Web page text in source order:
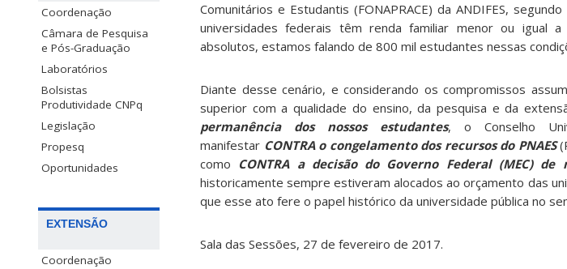
Coordenação
Câmara de Pesquisa
e Pós-Graduação
Laboratórios
Bolsistas
Produtividade CNPq
Legislação
Propesq
Oportunidades
EXTENSÃO
Coordenação
Comunitários e Estudantis (FONAPRACE) da ANDIFES,
universidades federais têm renda familiar menor ou igual
absolutos, estamos falando de 800 mil estudantes nessas
Diante desse cenário, e considerando os compromissos
superior com a qualidade do ensino, da pesquisa e da
permanência dos nossos estudantes, o Conselho
manifestar CONTRA o congelamento dos recursos do PNAES
como CONTRA a decisão do Governo Federal (MEC)
historicamente sempre estiveram alocados ao orçamento das
que esse ato fere o papel histórico da universidade pública no
Sala das Sessões, 27 de fevereiro de 2017.